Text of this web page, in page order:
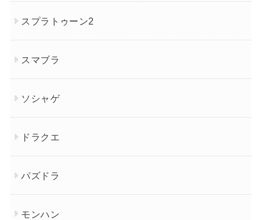
スプラトゥーン2
スマブラ
ソシャゲ
ドラクエ
パズドラ
モンハン